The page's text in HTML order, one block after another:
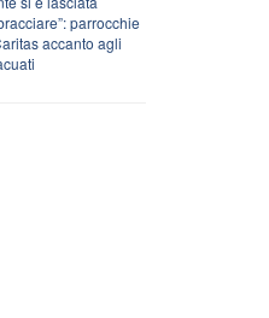
parrocchie
accanto agli